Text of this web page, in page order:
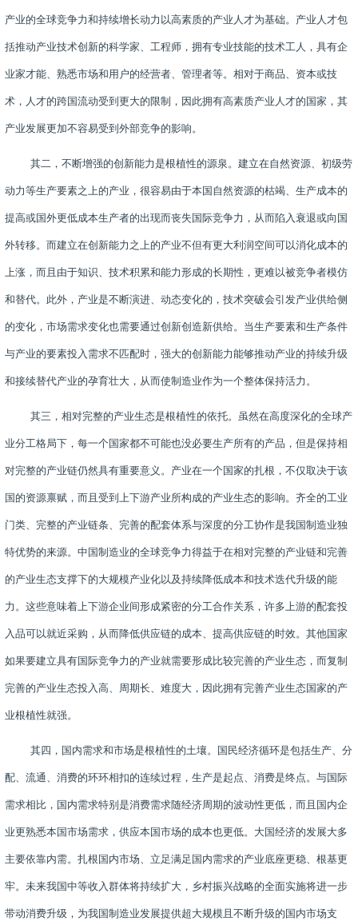
产业的全球竞争力和持续增长动力以高素质的产业人才为基础。产业人才包
括推动产业技术创新的科学家、工程师，拥有专业技能的技术工人，具有企
业家才能、熟悉市场和用户的经营者、管理者等。相对于商品、资本或技
术，人才的跨国流动受到更大的限制，因此拥有高素质产业人才的国家，其
产业发展更加不容易受到外部竞争的影响。
其二，不断增强的创新能力是根植性的源泉。建立在自然资源、初级劳
动力等生产要素之上的产业，很容易由于本国自然资源的枯竭、生产成本的
提高或国外更低成本生产者的出现而丧失国际竞争力，从而陷入衰退或向国
外转移。而建立在创新能力之上的产业不但有更大利润空间可以消化成本的
上涨，而且由于知识、技术积累和能力形成的长期性，更难以被竞争者模仿
和替代。此外，产业是不断演进、动态变化的，技术突破会引发产业供给侧
的变化，市场需求变化也需要通过创新创造新供给。当生产要素和生产条件
与产业的要素投入需求不匹配时，强大的创新能力能够推动产业的持续升级
和接续替代产业的孕育壮大，从而使制造业作为一个整体保持活力。
其三，相对完整的产业生态是根植性的依托。虽然在高度深化的全球产
业分工格局下，每一个国家都不可能也没必要生产所有的产品，但是保持相
对完整的产业链仍然具有重要意义。产业在一个国家的扎根，不仅取决于该
国的资源禀赋，而且受到上下游产业所构成的产业生态的影响。齐全的工业
门类、完整的产业链条、完善的配套体系与深度的分工协作是我国制造业独
特优势的来源。中国制造业的全球竞争力得益于在相对完整的产业链和完善
的产业生态支撑下的大规模产业化以及持续降低成本和技术迭代升级的能
力。这些意味着上下游企业间形成紧密的分工合作关系，许多上游的配套投
入品可以就近采购，从而降低供应链的成本、提高供应链的时效。其他国家
如果要建立具有国际竞争力的产业就需要形成比较完善的产业生态，而复制
完善的产业生态投入高、周期长、难度大，因此拥有完善产业生态国家的产
业根植性就强。
其四，国内需求和市场是根植性的土壤。国民经济循环是包括生产、分
配、流通、消费的环环相扣的连续过程，生产是起点、消费是终点。与国际
需求相比，国内需求特别是消费需求随经济周期的波动性更低，而且国内企
业更熟悉本国市场需求，供应本国市场的成本也更低。大国经济的发展大多
主要依靠内需。扎根国内市场、立足满足国内需求的产业底座更稳、根基更
牢。未来我国中等收入群体将持续扩大，乡村振兴战略的全面实施将进一步
带动消费升级，为我国制造业发展提供超大规模且不断升级的国内市场支